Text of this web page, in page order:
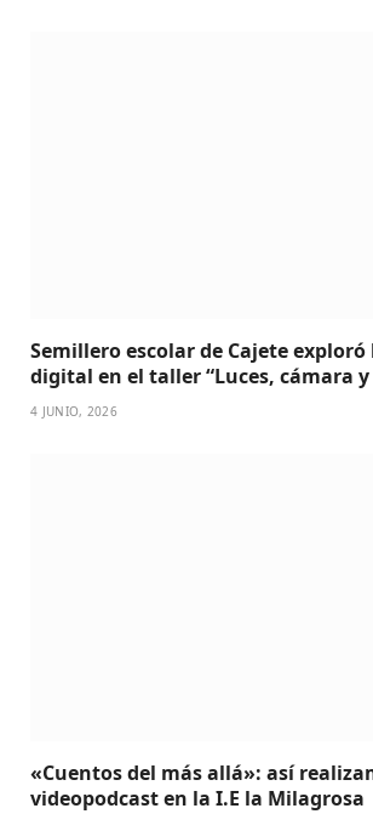
Semillero escolar de Cajete exploró
digital en el taller “Luces, cámara y
4 JUNIO, 2026
«Cuentos del más allá»: así
videopodcast en la I.E la Milagrosa